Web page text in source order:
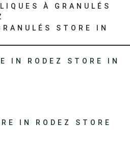
À GRANULÉS
STORE IN
IN RODEZ STORE IN
IN RODEZ STORE